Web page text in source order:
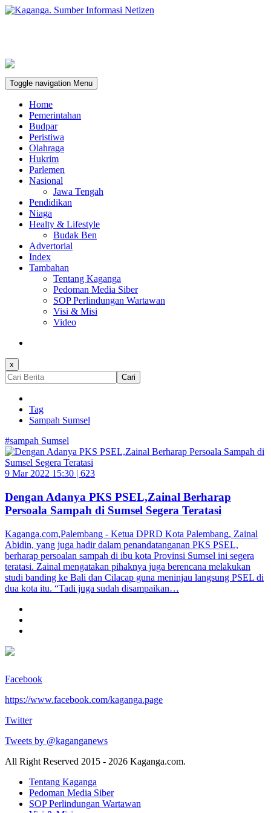
Toggle navigation Menu
Home
Pemerintahan
Budpar
Peristiwa
Olahraga
Hukrim
Parlemen
Nasional
Jawa Tengah
Pendidikan
Niaga
Healty & Lifestyle
Budak Ben
Advertorial
Index
Tambahan
Tentang Kaganga
Pedoman Media Siber
SOP Perlindungan Wartawan
Visi & Misi
Video
x
Cari
Tag
Sampah Sumsel
#sampah Sumsel
9 Mar 2022 15:30 | 623
Dengan Adanya PKS PSEL,Zainal Berharap
Persoala Sampah di Sumsel Segera Teratasi
Kaganga.com,Palembang - Ketua DPRD Kota Palembang, Zainal
Abidin, yang juga hadir dalam penandatanganan PKS PSEL,
berharap persoalan sampah di ibu kota Provinsi Sumsel ini segera
teratasi. Zainal mengatakan pihaknya juga berencana melakukan
studi banding ke Bali dan Cilacap guna meninjau langsung PSEL di
dua kota itu. “Tadi juga sudah disampaikan…
Facebook
https://www.facebook.com/kaganga.page
Twitter
Tweets by @kaganganews
All Right Reserved 2015 - 2026 Kaganga.com.
Tentang Kaganga
Pedoman Media Siber
SOP Perlindungan Wartawan